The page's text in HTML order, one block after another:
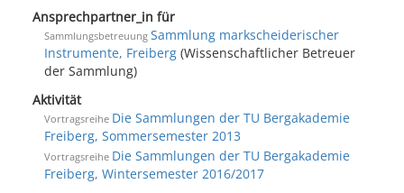
Ansprechpartner_in für
Sammlungsbetreuung Sammlung markscheiderischer
Instrumente, Freiberg (Wissenschaftlicher Betreuer
der Sammlung)
Aktivität
Vortragsreihe Die Sammlungen der TU Bergakademie
Freiberg, Sommersemester 2013
Vortragsreihe Die Sammlungen der TU Bergakademie
Freiberg, Wintersemester 2016/2017